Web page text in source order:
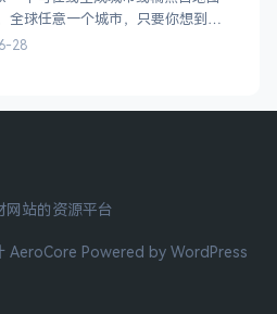
全球任意一个城市，只要你想到的
接搜索城市名称，自动生成该城市
28
网站的资源平台
AeroCore Powered by WordPress